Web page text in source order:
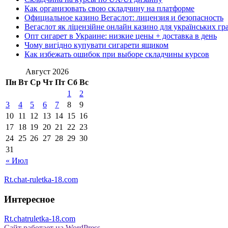
Как организовать свою складчину на платформе
Официальное казино Вегаслот: лицензия и безопасность
Вегаслот як ліцензійне онлайн казино для українських
Опт сигарет в Украине: низкие цены + доставка в день
Чому вигідно купувати сигарети ящиком
Как избежать ошибок при выборе складчины курсов
Август 2026
Пн Вт Ср Чт Пт Сб Вс
« Июл
1
2
3
4 5 6 7 8
9
10 11 12 13 14 15 16
17 18 19 20 21 22 23
24 25 26 27 28 29 30
31
Rt.chat-ruletka-18.com
Интересное
Rt.chatruletka-18.com